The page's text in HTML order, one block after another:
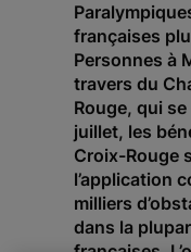
françaises
Personnes à
travers du
Rouge, qui
juillet, les
Croix-Rouge
l’application
milliers
dans la